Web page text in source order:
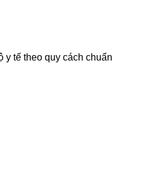
y tế theo quy cách chuẩn